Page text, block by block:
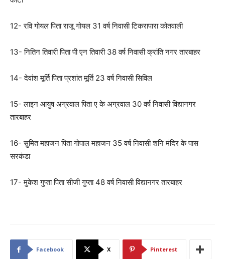
12- रवि गोयल पिता राजू गोयल 31 वर्ष निवासी टिकरापारा कोतवाली
13- नितिन तिवारी पिता पी एन तिवारी 38 वर्ष निवासी क्रांति नगर तारबाहर
14- देवांश मूर्ति पिता प्रशांत मूर्ति 23 वर्ष निवासी सिविल
15- लाइन आयुष अग्रवाल पिता ए के अग्रवाल 30 वर्ष निवासी विद्यानगर
तारबाहर
16- सुमित महाजन पिता गोपाल महाजन 35 वर्ष निवासी शनि मंदिर के पास
सरकंडा
17- मुकेश गुप्ता पिता सीजी गुप्ता 48 वर्ष निवासी विद्यानगर तारबाहर
Facebook X Pinterest